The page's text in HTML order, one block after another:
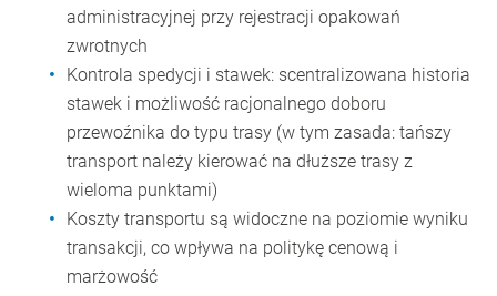
administracyjnej przy rejestracji opakowań
zwrotnych
Kontrola spedycji i stawek: scentralizowana historia
stawek i możliwość racjonalnego doboru
przewoźnika do typu trasy (w tym zasada: tańszy
transport należy kierować na dłuższe trasy z
wieloma punktami)
Koszty transportu są widoczne na poziomie wyniku
transakcji, co wpływa na politykę cenową i
marżowość